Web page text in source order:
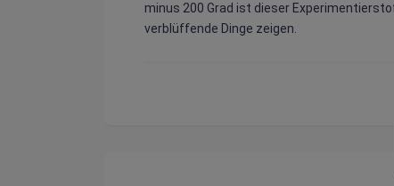
minus 200 Grad ist dieser
verblüffende Dinge zeigen.